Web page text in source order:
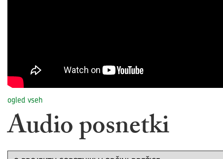
ogled vseh
Audio posnetki